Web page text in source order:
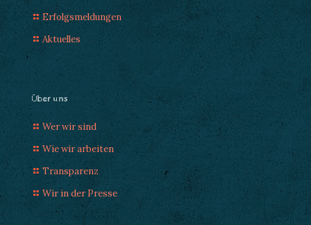
Erfolgsmeldungen
Aktuelles
Über uns
Wer wir sind
Wie wir arbeiten
Transparenz
Wir in der Presse